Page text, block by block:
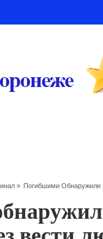
» Погибшими Обнаружили